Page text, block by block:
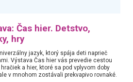
Čas hier. Detstvo,
hry
jazyk, ktorý spája deti naprieč
Výstava Čas hier vás prevedie cestou
a hier, ktoré sa pod vplyvom doby
v mnohom zostávali prekvapivo rovnaké.